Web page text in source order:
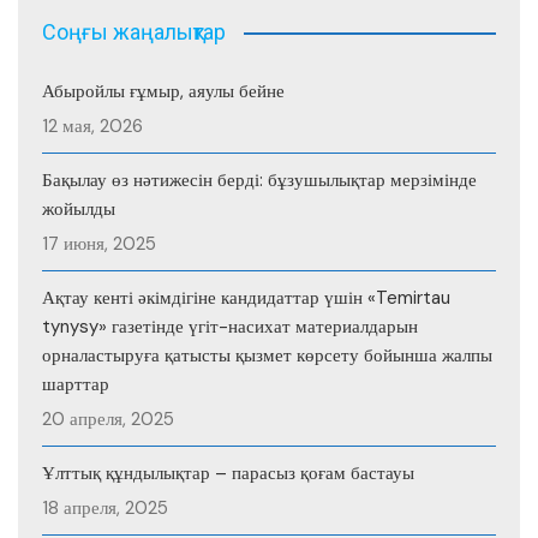
Соңғы жаңалықтар
Абыройлы ғұмыр, аяулы бейне
12 мая, 2026
Бақылау өз нәтижесін берді: бұзушылықтар мерзімінде
жойылды
17 июня, 2025
Ақтау кенті әкімдігіне кандидаттар үшін «Temirtau
tynysy» газетінде үгіт-насихат материалдарын
орналастыруға қатысты қызмет көрсету бойынша жалпы
шарттар
20 апреля, 2025
Ұлттық құндылықтар – парасыз қоғам бастауы
18 апреля, 2025